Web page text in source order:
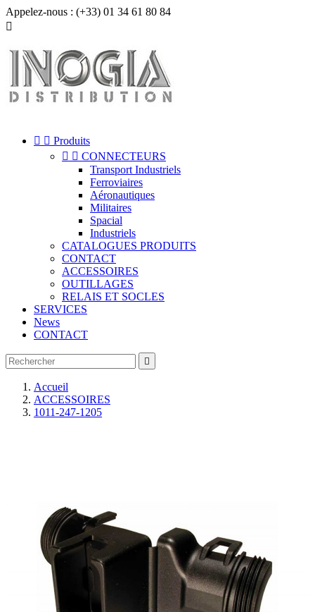
Appelez-nous : (+33) 01 34 61 80 84

  Produits
  CONNECTEURS
Transport Industriels
Ferroviaires
Aéronautiques
Militaires
Spacial
Industriels
CATALOGUES PRODUITS
CONTACT
ACCESSOIRES
OUTILLAGES
RELAIS ET SOCLES
SERVICES
News
CONTACT

Accueil
ACCESSOIRES
1011-247-1205